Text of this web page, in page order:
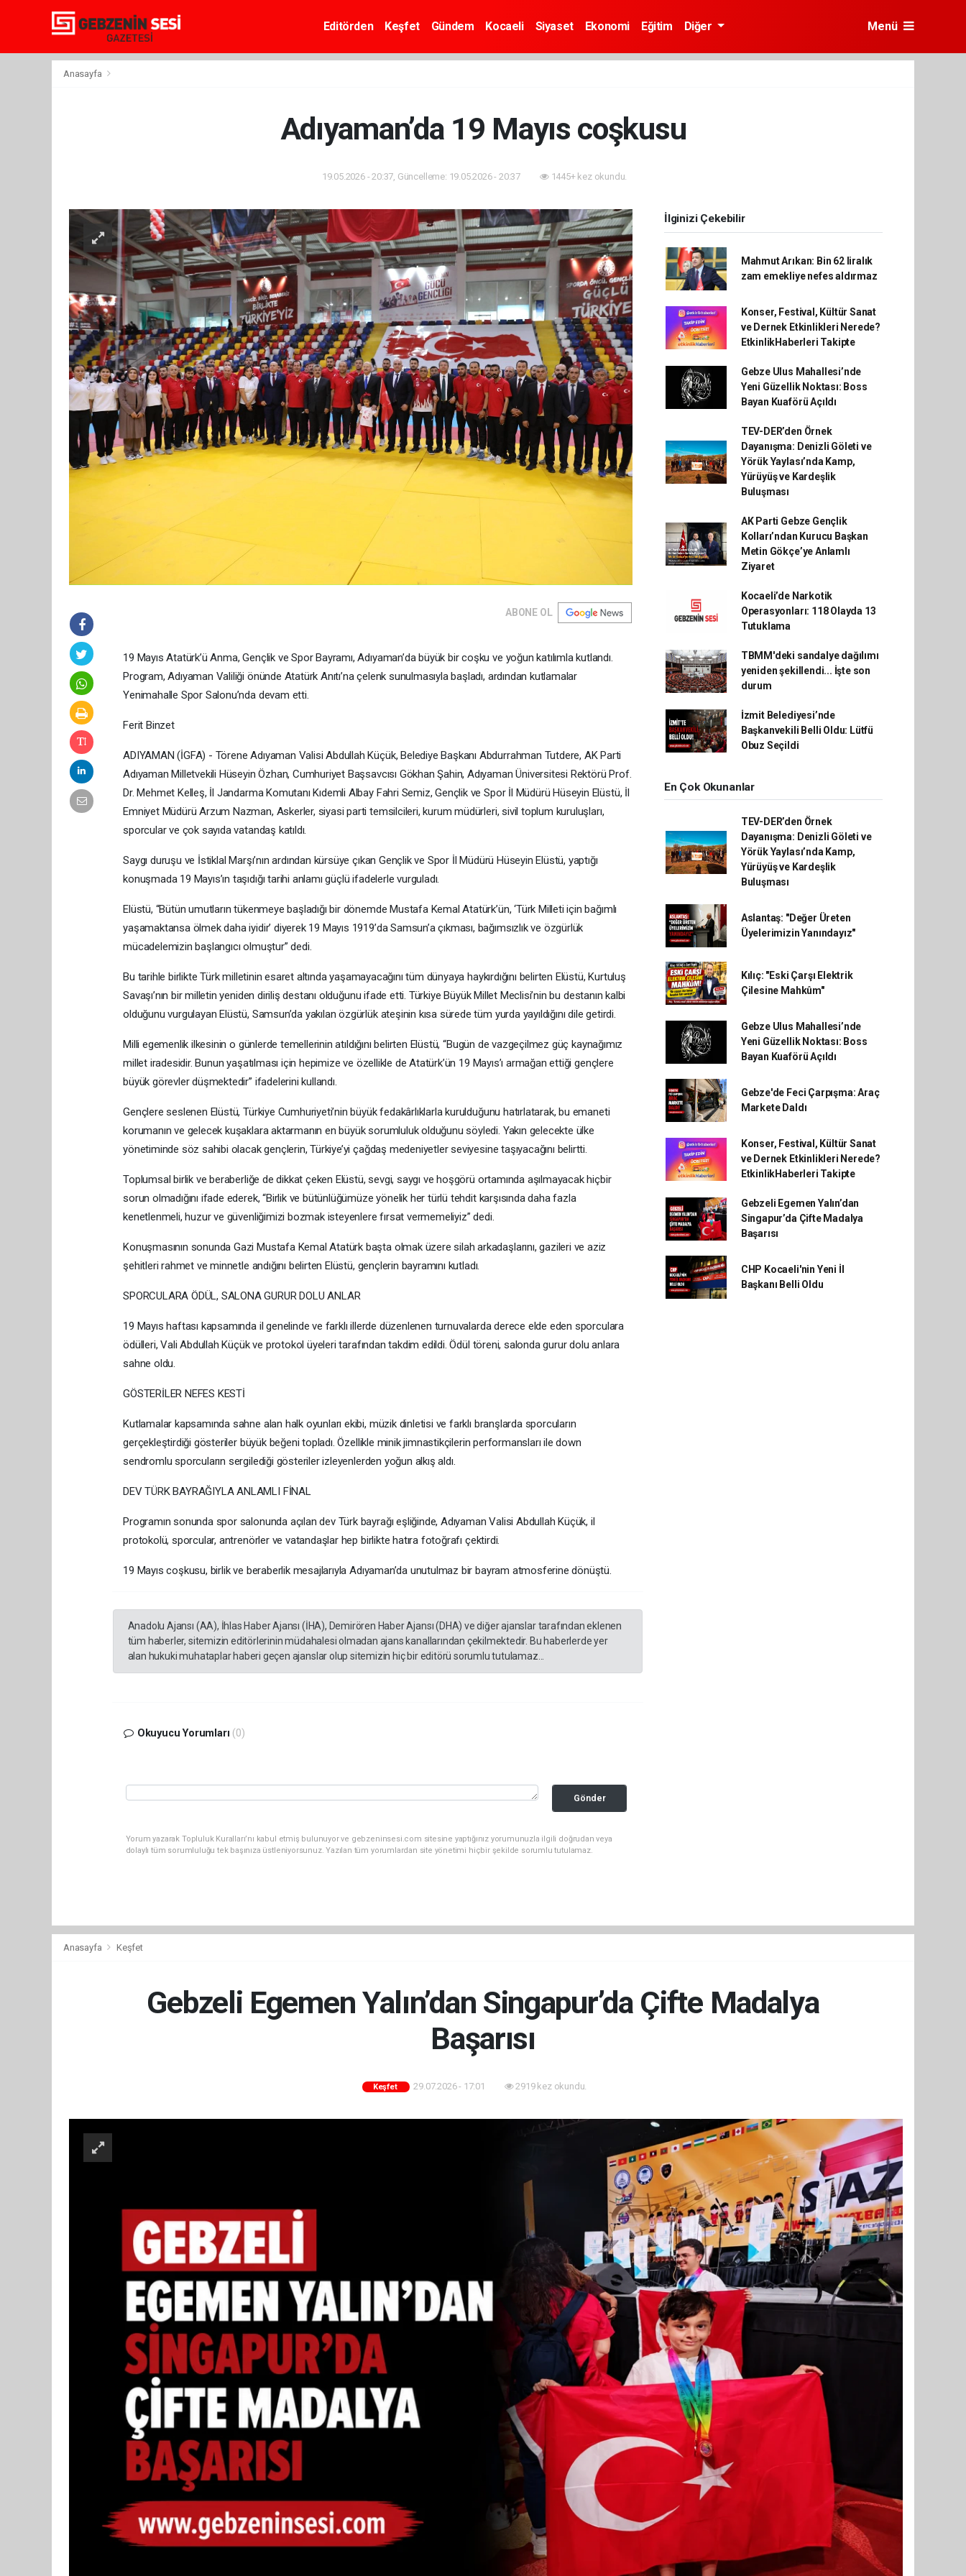
Editörden Keşfet Gündem Kocaeli Siyaset Ekonomi Eğitim Diğer Menü
Anasayfa
Adıyaman’da 19 Mayıs coşkusu
19.05.2026 - 20:37, Güncelleme: 19.05.2026 - 20:37 1445+ kez okundu.
ABONE OL
19 Mayıs Atatürk’ü Anma, Gençlik ve Spor Bayramı, Adıyaman’da büyük bir coşku ve yoğun katılımla kutlandı.
Program, Adıyaman Valiliği önünde Atatürk Anıtı’na çelenk sunulmasıyla başladı, ardından kutlamalar
Yenimahalle Spor Salonu’nda devam etti.
Ferit Binzet
ADIYAMAN (İGFA) - Törene Adıyaman Valisi Abdullah Küçük, Belediye Başkanı Abdurrahman Tutdere, AK Parti
Adıyaman Milletvekili Hüseyin Özhan, Cumhuriyet Başsavcısı Gökhan Şahin, Adıyaman Üniversitesi Rektörü Prof.
Dr. Mehmet Kelleş, İl Jandarma Komutanı Kıdemli Albay Fahri Semiz, Gençlik ve Spor İl Müdürü Hüseyin Elüstü, İl
Emniyet Müdürü Arzum Nazman, Askerler, siyasi parti temsilcileri, kurum müdürleri, sivil toplum kuruluşları,
sporcular ve çok sayıda vatandaş katıldı.
Saygı duruşu ve İstiklal Marşı’nın ardından kürsüye çıkan Gençlik ve Spor İl Müdürü Hüseyin Elüstü, yaptığı
konuşmada 19 Mayıs’ın taşıdığı tarihi anlamı güçlü ifadelerle vurguladı.
Elüstü, “Bütün umutların tükenmeye başladığı bir dönemde Mustafa Kemal Atatürk’ün, ‘Türk Milleti için bağımlı
yaşamaktansa ölmek daha iyidir’ diyerek 19 Mayıs 1919’da Samsun’a çıkması, bağımsızlık ve özgürlük
mücadelemizin başlangıcı olmuştur” dedi.
Bu tarihle birlikte Türk milletinin esaret altında yaşamayacağını tüm dünyaya haykırdığını belirten Elüstü, Kurtuluş
Savaşı’nın bir milletin yeniden diriliş destanı olduğunu ifade etti. Türkiye Büyük Millet Meclisi’nin bu destanın kalbi
olduğunu vurgulayan Elüstü, Samsun’da yakılan özgürlük ateşinin kısa sürede tüm yurda yayıldığını dile getirdi.
Milli egemenlik ilkesinin o günlerde temellerinin atıldığını belirten Elüstü, “Bugün de vazgeçilmez güç kaynağımız
millet iradesidir. Bunun yaşatılması için hepimize ve özellikle de Atatürk’ün 19 Mayıs’ı armağan ettiği gençlere
büyük görevler düşmektedir” ifadelerini kullandı.
Gençlere seslenen Elüstü, Türkiye Cumhuriyeti’nin büyük fedakârlıklarla kurulduğunu hatırlatarak, bu emaneti
korumanın ve gelecek kuşaklara aktarmanın en büyük sorumluluk olduğunu söyledi. Yakın gelecekte ülke
yönetiminde söz sahibi olacak gençlerin, Türkiye’yi çağdaş medeniyetler seviyesine taşıyacağını belirtti.
Toplumsal birlik ve beraberliğe de dikkat çeken Elüstü, sevgi, saygı ve hoşgörü ortamında aşılmayacak hiçbir
sorun olmadığını ifade ederek, “Birlik ve bütünlüğümüze yönelik her türlü tehdit karşısında daha fazla
kenetlenmeli, huzur ve güvenliğimizi bozmak isteyenlere fırsat vermemeliyiz” dedi.
Konuşmasının sonunda Gazi Mustafa Kemal Atatürk başta olmak üzere silah arkadaşlarını, gazileri ve aziz
şehitleri rahmet ve minnetle andığını belirten Elüstü, gençlerin bayramını kutladı.
SPORCULARA ÖDÜL, SALONA GURUR DOLU ANLAR
19 Mayıs haftası kapsamında il genelinde ve farklı illerde düzenlenen turnuvalarda derece elde eden sporculara
ödülleri, Vali Abdullah Küçük ve protokol üyeleri tarafından takdim edildi. Ödül töreni, salonda gurur dolu anlara
sahne oldu.
GÖSTERİLER NEFES KESTİ
Kutlamalar kapsamında sahne alan halk oyunları ekibi, müzik dinletisi ve farklı branşlarda sporcuların
gerçekleştirdiği gösteriler büyük beğeni topladı. Özellikle minik jimnastikçilerin performansları ile down
sendromlu sporcuların sergilediği gösteriler izleyenlerden yoğun alkış aldı.
DEV TÜRK BAYRAĞIYLA ANLAMLI FİNAL
Programın sonunda spor salonunda açılan dev Türk bayrağı eşliğinde, Adıyaman Valisi Abdullah Küçük, il
protokolü, sporcular, antrenörler ve vatandaşlar hep birlikte hatıra fotoğrafı çektirdi.
19 Mayıs coşkusu, birlik ve beraberlik mesajlarıyla Adıyaman’da unutulmaz bir bayram atmosferine dönüştü.
Anadolu Ajansı (AA), İhlas Haber Ajansı (İHA), Demirören Haber Ajansı (DHA) ve diğer ajanslar tarafından eklenen
tüm haberler, sitemizin editörlerinin müdahalesi olmadan ajans kanallarından çekilmektedir. Bu haberlerde yer
alan hukuki muhataplar haberi geçen ajanslar olup sitemizin hiç bir editörü sorumlu tutulamaz...
Okuyucu Yorumları (0)
Gönder
Yorum yazarak Topluluk Kuralları’nı kabul etmiş bulunuyor ve gebzeninsesi.com sitesine yaptığınız yorumunuzla ilgili doğrudan veya
dolaylı tüm sorumluluğu tek başınıza üstleniyorsunuz. Yazılan tüm yorumlardan site yönetimi hiçbir şekilde sorumlu tutulamaz.
İlginizi Çekebilir
Mahmut Arıkan: Bin 62 liralık
zam emekliye nefes aldırmaz
Konser, Festival, Kültür Sanat
ve Dernek Etkinlikleri Nerede?
EtkinlikHaberleri Takipte
Gebze Ulus Mahallesi’nde
Yeni Güzellik Noktası: Boss
Bayan Kuaförü Açıldı
TEV-DER’den Örnek
Dayanışma: Denizli Göleti ve
Yörük Yaylası’nda Kamp,
Yürüyüş ve Kardeşlik
Buluşması
AK Parti Gebze Gençlik
Kolları’ndan Kurucu Başkan
Metin Gökçe’ye Anlamlı
Ziyaret
Kocaeli’de Narkotik
Operasyonları: 118 Olayda 13
Tutuklama
TBMM'deki sandalye dağılımı
yeniden şekillendi... İşte son
durum
İzmit Belediyesi’nde
Başkanvekili Belli Oldu: Lütfü
Obuz Seçildi
En Çok Okunanlar
TEV-DER’den Örnek
Dayanışma: Denizli Göleti ve
Yörük Yaylası’nda Kamp,
Yürüyüş ve Kardeşlik
Buluşması
Aslantaş: "Değer Üreten
Üyelerimizin Yanındayız"
Kılıç: "Eski Çarşı Elektrik
Çilesine Mahkûm"
Gebze Ulus Mahallesi’nde
Yeni Güzellik Noktası: Boss
Bayan Kuaförü Açıldı
Gebze'de Feci Çarpışma: Araç
Markete Daldı
Konser, Festival, Kültür Sanat
ve Dernek Etkinlikleri Nerede?
EtkinlikHaberleri Takipte
Gebzeli Egemen Yalın’dan
Singapur’da Çifte Madalya
Başarısı
CHP Kocaeli'nin Yeni İl
Başkanı Belli Oldu
Anasayfa Keşfet
Gebzeli Egemen Yalın’dan Singapur’da Çifte Madalya
Başarısı
Keşfet 29.07.2026 - 17:01 2919 kez okundu.